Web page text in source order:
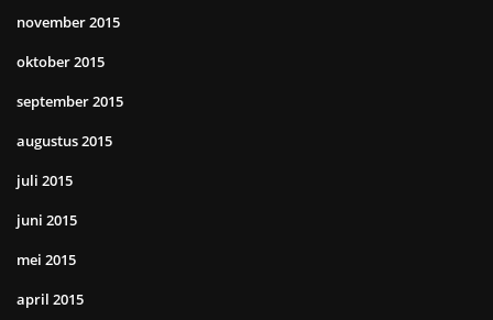
november 2015
oktober 2015
september 2015
augustus 2015
juli 2015
juni 2015
mei 2015
april 2015